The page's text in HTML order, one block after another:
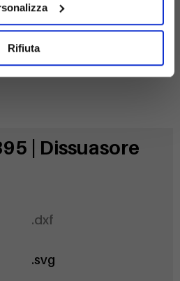
Rifiuta
| Dissuasore
.dxf
.svg